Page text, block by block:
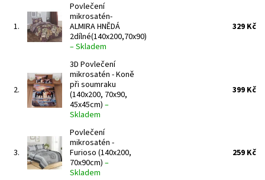
1.
Povlečení
mikrosatén-
ALMIRA HNĚDÁ
2dílné(140x200,70x90)
–Skladem
329 Kč
2.
3D Povlečení
mikrosatén - Koně
při soumraku
(140x200, 70x90,
45x45cm) –
Skladem
399 Kč
3.
Povlečení
mikrosatén -
Furioso (140x200,
70x90cm) –
Skladem
259 Kč